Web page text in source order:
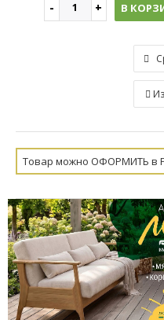
В
Товар можно ОФОРМИТЬ в